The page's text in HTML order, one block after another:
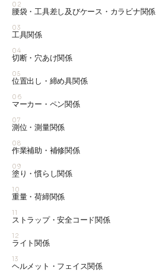
02
腰袋・工具差し及びケース・カラビナ関係
03
工具関係
04
切断・穴あけ関係
05
位置出し・締め具関係
06
マーカー・ペン関係
07
測位・測量関係
08
作業補助・補修関係
09
塗り・慣らし関係
10
重量・荷締関係
11
ストラップ・安全コード関係
12
ライト関係
13
ヘルメット・フェイス関係